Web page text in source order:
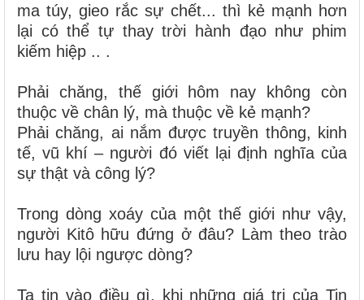
ma túy, gieo rắc sự chết... thì kẻ mạnh hơn
lại có thể tự thay trời hành đạo như phim
kiếm hiệp .. .
Phải chăng, thế giới hôm nay không còn
thuộc về chân lý, mà thuộc về kẻ mạnh?
Phải chăng, ai nắm được truyền thông, kinh
tế, vũ khí – người đó viết lại định nghĩa của
sự thật và công lý?
Trong dòng xoáy của một thế giới như vậy,
người Kitô hữu đứng ở đâu? Làm theo trào
lưu hay lội ngược dòng?
Ta tin vào điều gì, khi những giá trị của Tin